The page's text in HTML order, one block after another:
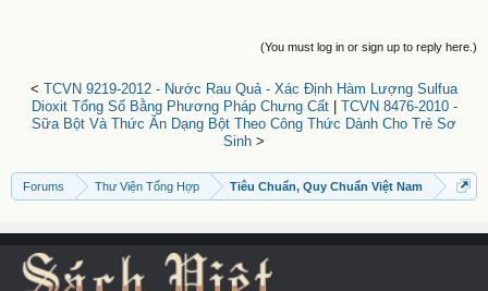
(You must log in or sign up to reply here.)
< TCVN 9219-2012 - Nước Rau Quả - Xác Định Hàm Lượng Sulfua
Dioxit Tổng Số Bằng Phương Pháp Chưng Cất| TCVN 8476-2010 -
Sữa Bột Và Thức Ăn Dạng Bột Theo Công Thức Dành Cho Trẻ Sơ
Sinh >
Forums Thư Viện Tổng Hợp Tiêu Chuẩn, Quy Chuẩn Việt Nam